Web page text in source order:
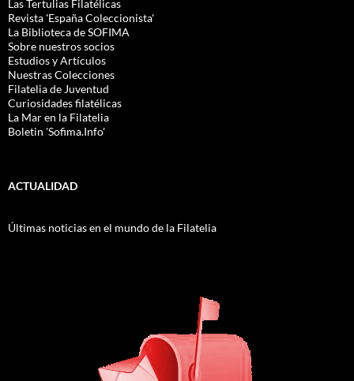
Las Tertulias Filatélicas
Revista 'España Coleccionista'
La Biblioteca de SOFIMA
Sobre nuestros socios
Estudios y Artículos
Nuestras Colecciones
Filatelia de Juventud
Curiosidades filatélicas
La Mar en la Filatelia
Boletin 'Sofima.Info'
ACTUALIDAD
Últimas noticias en el mundo de la Filatelia